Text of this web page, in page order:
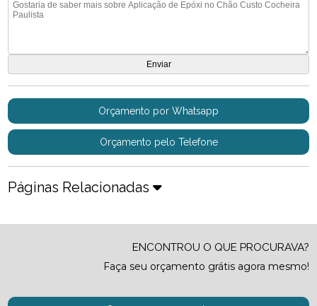
Orçamento por Whatsapp
Orçamento pelo Telefone
Páginas Relacionadas
ENCONTROU O QUE PROCURAVA?
Faça seu orçamento grátis agora mesmo!